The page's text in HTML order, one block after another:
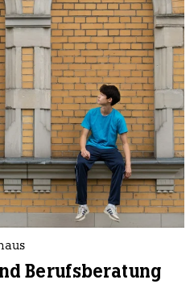
Berufsberatung